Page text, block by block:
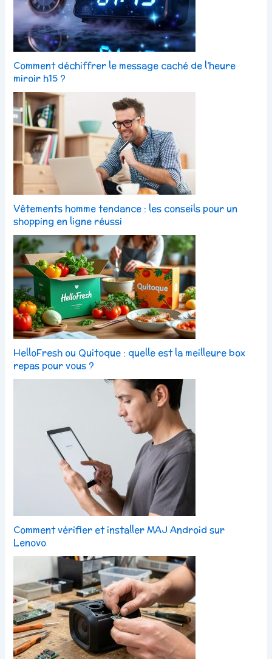
Comment déchiffrer le message caché de l’heure
miroir h15 ?
Vêtements homme tendance : les conseils pour un
shopping en ligne réussi
HelloFresh ou Quitoque : quelle est la meilleure box
repas pour vous ?
Comment vérifier et installer MAJ Android sur
Lenovo